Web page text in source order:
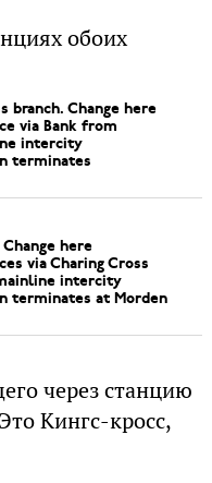
обоих
branch. Change here
via Bank from
intercity
terminates
here
via Charing Cross
intercity
terminates at Morden
через станцию
Кингс-кросс,